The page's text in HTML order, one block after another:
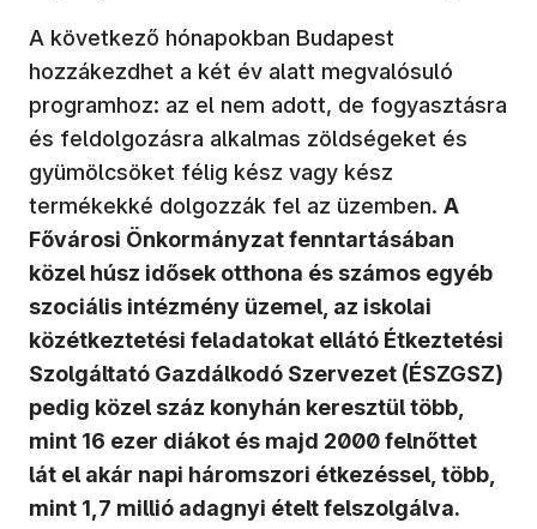
A következő hónapokban Budapest
hozzákezdhet a két év alatt megvalósuló
programhoz: az el nem adott, de fogyasztásra
és feldolgozásra alkalmas zöldségeket és
gyümölcsöket félig kész vagy kész
termékekké dolgozzák fel az üzemben. A
Fővárosi Önkormányzat fenntartásában
közel húsz idősek otthona és számos egyéb
szociális intézmény üzemel, az iskolai
közétkeztetési feladatokat ellátó Étkeztetési
Szolgáltató Gazdálkodó Szervezet (ÉSZGSZ)
pedig közel száz konyhán keresztül több,
mint 16 ezer diákot és majd 2000 felnőttet
lát el akár napi háromszori étkezéssel, több,
mint 1,7 millió adagnyi ételt felszolgálva.